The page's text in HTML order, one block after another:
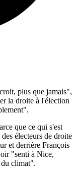
plus que jamais",
la droite à l'élection
que ce qui s'est
électeurs de droite
et derrière François
"senti à Nice,
climat".